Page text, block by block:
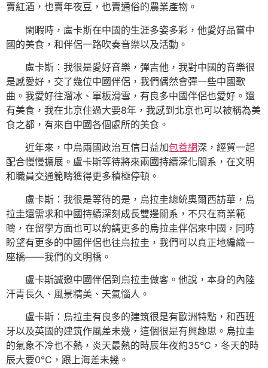
賣紅酒，也賣年夜豆，也賣通俗的農業產物。
閑暇時，盧卡斯在中國的生涯多姿多彩，他愛好品嘗中
國的美食，和伴侶一路吹奏音樂以及活動。
盧卡斯：我很是愛好音樂，彈吉他，我對中國的音樂很
是感愛好，交了幾位中國伴侶，我們偶然會彈一些中國歌
曲。我愛好往溜冰、單板滑雪，有良多中國伴侶也愛好。還
有美食，我在北京住過大要8年，我感到北京也可以被稱為美
食之都，有來自中國各個處所的美食。
近年來，中烏兩國政治互信日益加包養網深，經貿一起
配合慢慢擴展。盧卡斯等待將來兩國持續深化關系，在文明
和職員交通範疇獲得更多積極停頓。
盧卡斯：我很是等待的是，烏拉圭總統奧爾西訪華，烏
拉圭還需求和中國持續深刻成長雙邊關系，不只在商業範
疇，在留學方面也可以約請更多的烏拉圭伴侶來中國，同時
盼望有更多的中國伴侶也往烏拉圭，我們可以真正地編織一
座橋——我們的文明橋。
盧卡斯誠邀中國伴侶到烏拉圭做客。他說，本身的內陸
汗青長久、風景精美、天氣惱人。
盧卡斯：烏拉圭有良多的建筑很是有歐洲特點，和西班
牙以及英國的建筑作風差未幾，這個很是有興趣思。烏拉圭
的氣象不冷也不熱，炎天最熱的時辰年夜約35℃，冬天的時
辰大要0℃，跟上海差未幾。